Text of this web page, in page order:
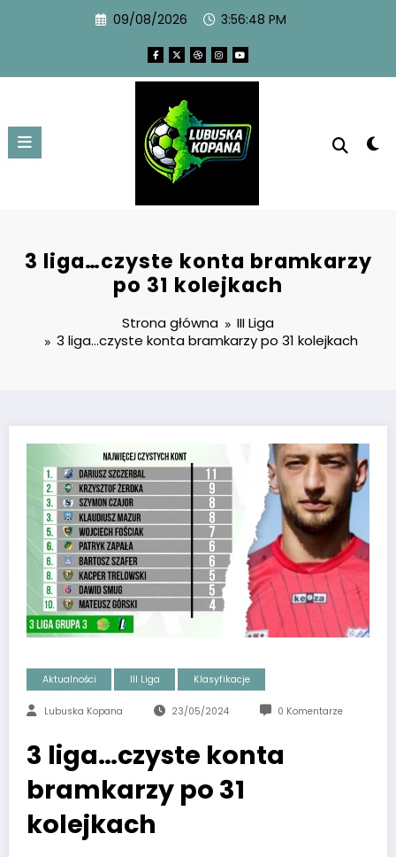
09/08/2026 3:56:49 PM
3 liga…czyste konta bramkarzy
po 31 kolejkach
Strona główna
III Liga
3 liga…czyste konta bramkarzy po 31 kolejkach
Aktualności III Liga Klasyfikacje
Lubuska Kopana 23/05/2024 0 Komentarze
3 liga…czyste konta
bramkarzy po 31
kolejkach